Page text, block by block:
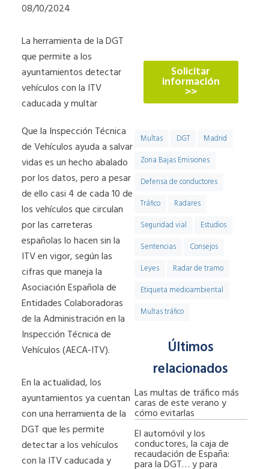
08/10/2024
La herramienta de la DGT
que permite a los
ayuntamientos detectar
vehículos con la ITV
caducada y multar
Que la Inspección Técnica
de Vehículos ayuda a salvar
vidas es un hecho abalado
por los datos, pero a pesar
de ello casi 4 de cada 10 de
los vehículos que circulan
por las carreteras
españolas lo hacen sin la
ITV en vigor, según las
cifras que maneja la
Asociación Española de
Entidades Colaboradoras
de la Administración en la
Inspección Técnica de
Vehículos (AECA-ITV).
En la actualidad, los
ayuntamientos ya cuentan
con una herramienta de la
DGT que les permite
detectar a los vehículos
con la ITV caducada y
Solicitar
información
>>
Multas DGT
Madrid
Zona Bajas Emisiones
Defensa de conductores
Tráfico
Radares
Seguridad vial
Estudios
Sentencias
Consejos
Leyes
Radar de tramo
Etiqueta medioambiental
Multas tráfico
Últimos
relacionados
Las multas de tráfico más
caras de este verano y
cómo evitarlas
El automóvil y los
conductores, la caja de
recaudación de España:
para la DGT… y para